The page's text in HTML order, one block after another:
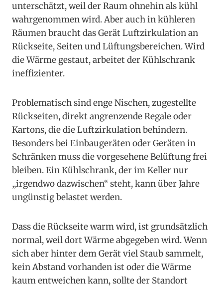
unterschätzt, weil der Raum ohnehin als kühl
wahrgenommen wird. Aber auch in kühleren
Räumen braucht das Gerät Luftzirkulation an
Rückseite, Seiten und Lüftungsbereichen. Wird
die Wärme gestaut, arbeitet der Kühlschrank
ineffizienter.
Problematisch sind enge Nischen, zugestellte
Rückseiten, direkt angrenzende Regale oder
Kartons, die die Luftzirkulation behindern.
Besonders bei Einbaugeräten oder Geräten in
Schränken muss die vorgesehene Belüftung frei
bleiben. Ein Kühlschrank, der im Keller nur
„irgendwo dazwischen“ steht, kann über Jahre
ungünstig belastet werden.
Dass die Rückseite warm wird, ist grundsätzlich
normal, weil dort Wärme abgegeben wird. Wenn
sich aber hinter dem Gerät viel Staub sammelt,
kein Abstand vorhanden ist oder die Wärme
kaum entweichen kann, sollte der Standort